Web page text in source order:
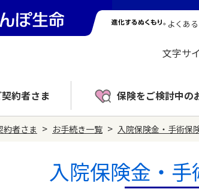
よくあ
文字サ
契約者さま 保険をご検討中の
約者さま > お手続き一覧 > 入院保険金・手術保
入院保険金・